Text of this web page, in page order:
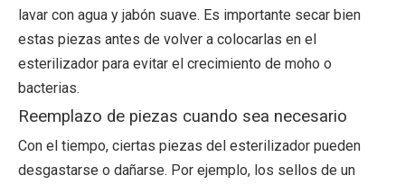
lavar con agua y jabón suave. Es importante secar bien
estas piezas antes de volver a colocarlas en el
esterilizador para evitar el crecimiento de moho o
bacterias.
Reemplazo de piezas cuando sea necesario
Con el tiempo, ciertas piezas del esterilizador pueden
desgastarse o dañarse. Por ejemplo, los sellos de un